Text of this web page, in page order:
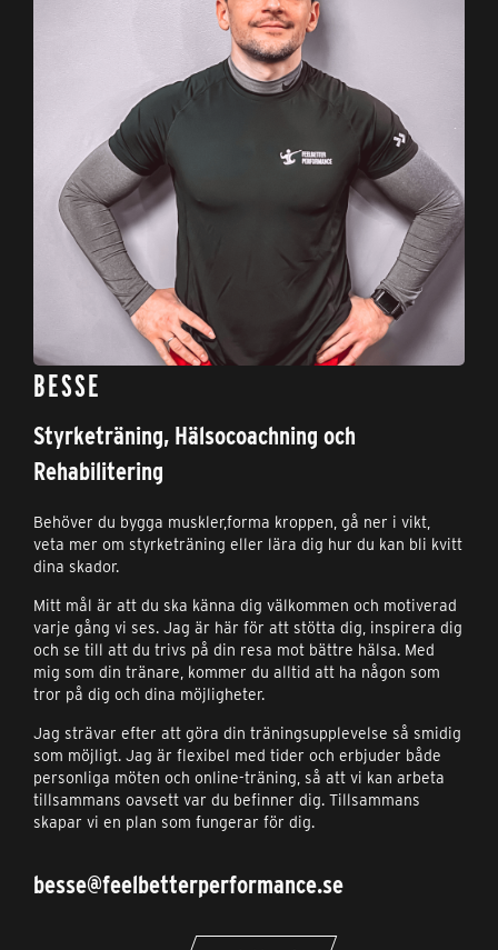
BESSE
Styrketräning, Hälsocoachning och
Rehabilitering
Behöver du bygga muskler,forma kroppen, gå ner i vikt,
veta mer om styrketräning eller lära dig hur du kan bli kvitt
dina skador.
Mitt mål är att du ska känna dig välkommen och motiverad
varje gång vi ses. Jag är här för att stötta dig, inspirera dig
och se till att du trivs på din resa mot bättre hälsa. Med
mig som din tränare, kommer du alltid att ha någon som
tror på dig och dina möjligheter.
Jag strävar efter att göra din träningsupplevelse så smidig
som möjligt. Jag är flexibel med tider och erbjuder både
personliga möten och online-träning, så att vi kan arbeta
tillsammans oavsett var du befinner dig. Tillsammans
skapar vi en plan som fungerar för dig.
besse@feelbetterperformance.se